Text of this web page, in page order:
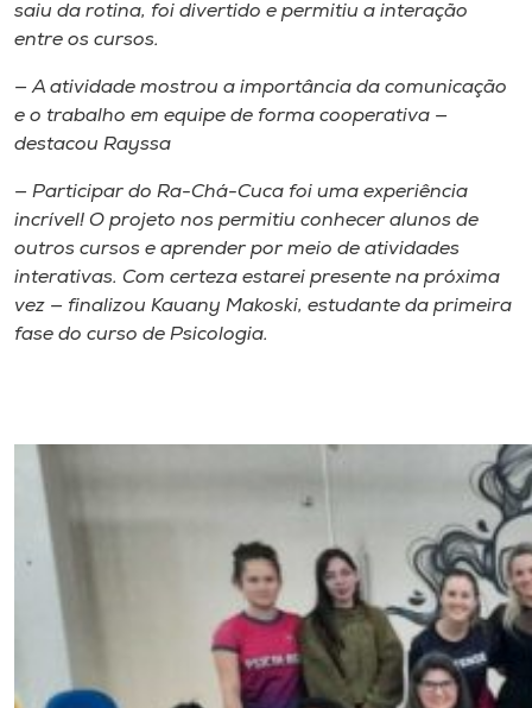
saiu da rotina, foi divertido e permitiu a interação
entre os cursos.
— A atividade mostrou a importância da comunicação
e o trabalho em equipe de forma cooperativa —
destacou Rayssa
— Participar do Ra-Chá-Cuca foi uma experiência
incrível! O projeto nos permitiu conhecer alunos de
outros cursos e aprender por meio de atividades
interativas. Com certeza estarei presente na próxima
vez — finalizou Kauany Makoski, estudante da primeira
fase do curso de Psicologia.